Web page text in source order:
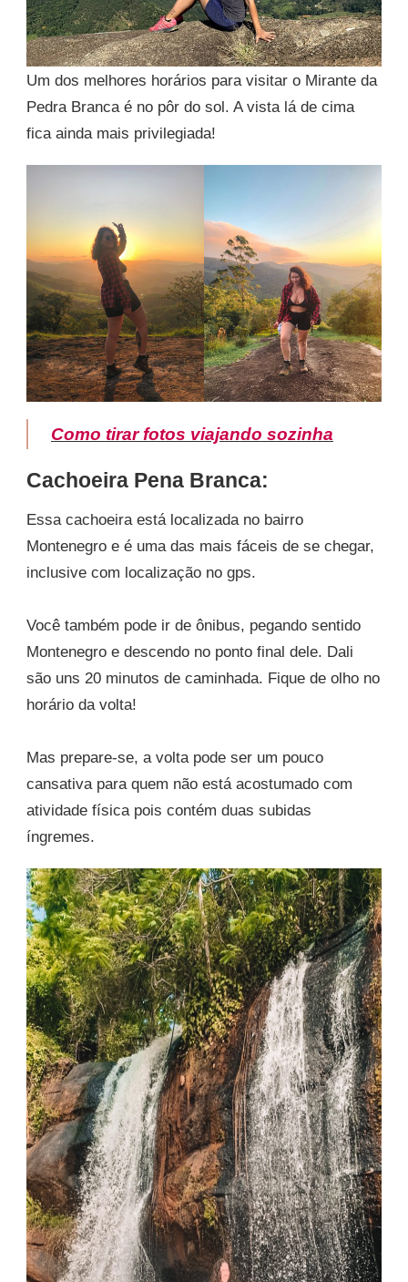
Um dos melhores horários para visitar o Mirante da
Pedra Branca é no pôr do sol. A vista lá de cima
fica ainda mais privilegiada!
Como tirar fotos viajando sozinha
Cachoeira Pena Branca:
Essa cachoeira está localizada no bairro
Montenegro e é uma das mais fáceis de se chegar,
inclusive com localização no gps.
Você também pode ir de ônibus, pegando sentido
Montenegro e descendo no ponto final dele. Dali
são uns 20 minutos de caminhada. Fique de olho no
horário da volta!
Mas prepare-se, a volta pode ser um pouco
cansativa para quem não está acostumado com
atividade física pois contém duas subidas
íngremes.